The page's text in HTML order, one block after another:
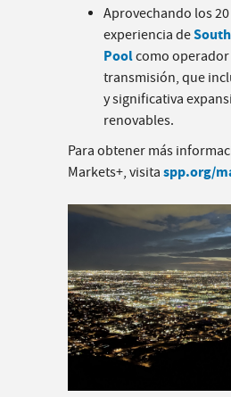
Aprovechando los
experiencia de
Poolcomo
transmisión, que
y significativa
renovables.
Para obtener más
Markets+, visita spp.org/